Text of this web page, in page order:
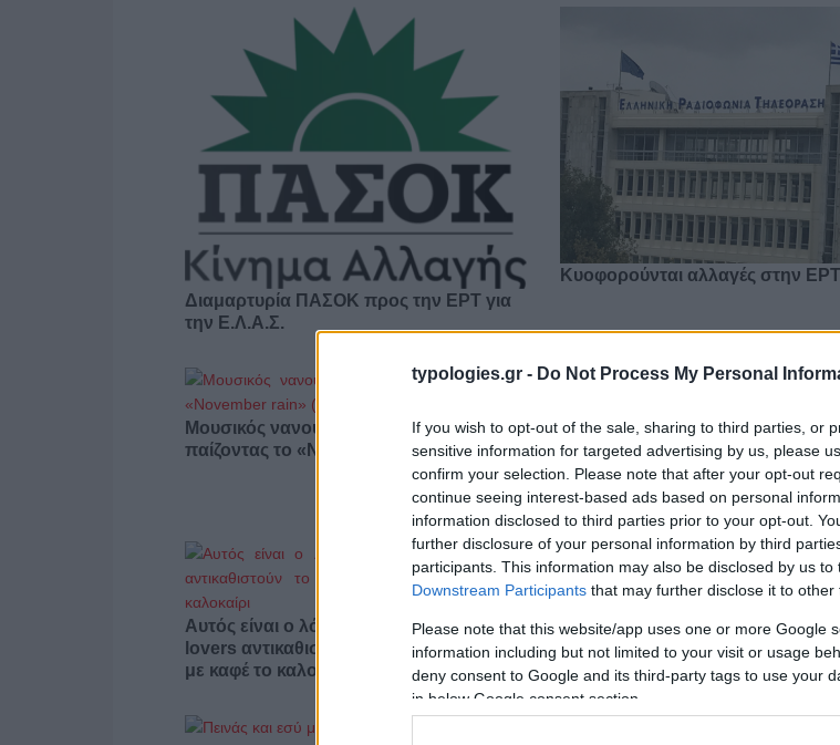
typologies.gr - Do Not Process My Personal
If you wish to opt-out of the sale, sharing to third parties, or
sensitive information for targeted advertising by us, please
confirm your selection. Please note that after your opt-out
continue seeing interest-based ads based on personal
information disclosed to third parties prior to your opt-out.
further disclosure of your personal information by third
participants. This information may also be disclosed by us
Downstream Participants that may further disclose it to other
Please note that this website/app uses one or more Google
information including but not limited to your visit or usage
deny consent to Google and its third-party tags to use your
in below Google consent section.
Διαμαρτυρία ΠΑΣΟΚ προς την ΕΡΤ για
την Ε.Λ.Α.Σ.
Κυοφορούνται αλλαγές στην ΕΡΤ
Μουσικός νανουρίζει λιοντάρια
παίζοντας το «November rain» (βίντεο)
Χωνάκι ή κυπελλάκι; Σε αυτά τα
παγωτατζίδικα της Αθήνας η
είναι…και τα δύο!
Αυτός είναι ο λόγος που οι beauty
lovers αντικαθιστούν το μαύρο μολύβι
με καφέ το καλοκαίρι
Αυτά είναι τα 4 prints στα μαγιό
βλέπεις σε κάθε παραλία φέτος!